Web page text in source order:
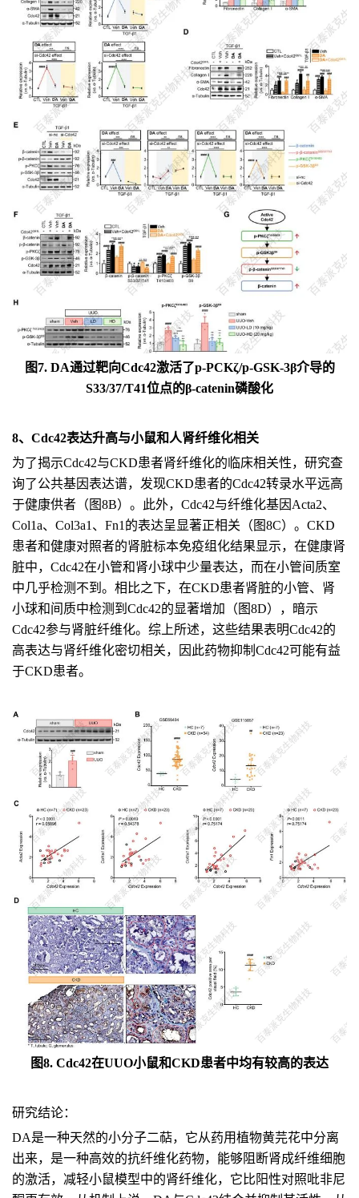
图7. DA通过靶向Cdc42激活了p-PCKζ/p-GSK-3β介导的
S33/37/T41位点的β-catenin磷酸化
8、Cdc42表达升高与小鼠和人肾纤维化相关
为了揭示Cdc42与CKD患者肾纤维化的临床相关性，研究查
询了公共基因表达谱，发现CKD患者的Cdc42转录水平远高
于健康供者（图8B）。此外，Cdc42与纤维化基因Acta2、
Col1a、Col3a1、Fn1的表达呈显著正相关（图8C）。CKD
患者和健康对照者的肾脏标本免疫组化结果显示，在健康肾
脏中，Cdc42在小管和肾小球中少量表达，而在小管间质室
中几乎检测不到。相比之下，在CKD患者肾脏的小管、肾
小球和间质中检测到Cdc42的显著增加（图8D），暗示
Cdc42参与肾脏纤维化。综上所述，这些结果表明Cdc42的
高表达与肾纤维化密切相关，因此药物抑制Cdc42可能有益
于CKD患者。
图8. Cdc42在UUO小鼠和CKD患者中均有较高的表达
研究结论：
DA是一种天然的小分子二萜，它从药用植物黄芫花中分离
出来，是一种高效的抗纤维化药物，能够阻断肾成纤维细胞
的激活，减轻小鼠模型中的肾纤维化，它比阳性对照吡非尼